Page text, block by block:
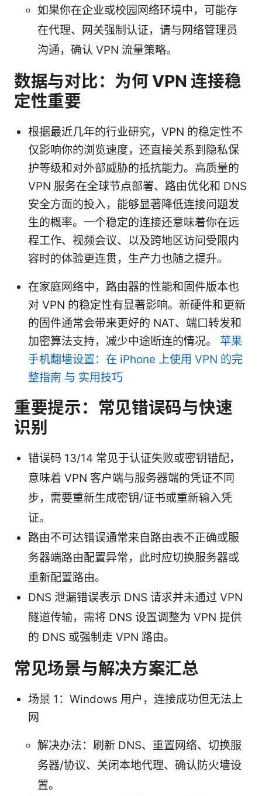
如果你在企业或校园网络环境中，可能存
在代理、网关强制认证，请与网络管理员
沟通，确认 VPN 流量策略。
数据与对比：为何 VPN 连接稳
定性重要
根据最近几年的行业研究，VPN 的稳定性不
仅影响你的浏览速度，还直接关系到隐私保
护等级和对外部威胁的抵抗能力。高质量的
VPN 服务在全球节点部署、路由优化和 DNS
安全方面的投入，能够显著降低连接问题发
生的概率。一个稳定的连接还意味着你在远
程工作、视频会议、以及跨地区访问受限内
容时的体验更连贯，生产力也随之提升。
在家庭网络中，路由器的性能和固件版本也
对 VPN 的稳定性有显著影响。新硬件和更新
的固件通常会带来更好的 NAT、端口转发和
加密算法支持，减少中途断连的情况。 苹果
手机翻墙设置：在 iPhone 上使用 VPN 的完
整指南 与 实用技巧
重要提示：常见错误码与快速
识别
错误码 13/14 常见于认证失败或密钥错配，
意味着 VPN 客户端与服务器端的凭证不同
步，需要重新生成密钥/证书或重新输入凭
证。
路由不可达错误通常来自路由表不正确或服
务器端路由配置异常，此时应切换服务器或
重新配置路由。
DNS 泄漏错误表示 DNS 请求并未通过 VPN
隧道传输，需将 DNS 设置调整为 VPN 提供
的 DNS 或强制走 VPN 路由。
常见场景与解决方案汇总
场景 1：Windows 用户，连接成功但无法上
网
解决办法：刷新 DNS、重置网络、切换服
务器/协议、关闭本地代理、确认防火墙设
置。